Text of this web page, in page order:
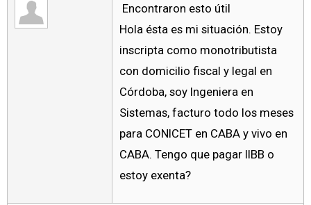
Encontraron esto útil
Hola ésta es mi situación. Estoy
inscripta como monotributista
con domicilio fiscal y legal en
Córdoba, soy Ingeniera en
Sistemas, facturo todo los meses
para CONICET en CABA y vivo en
CABA. Tengo que pagar IIBB o
estoy exenta?